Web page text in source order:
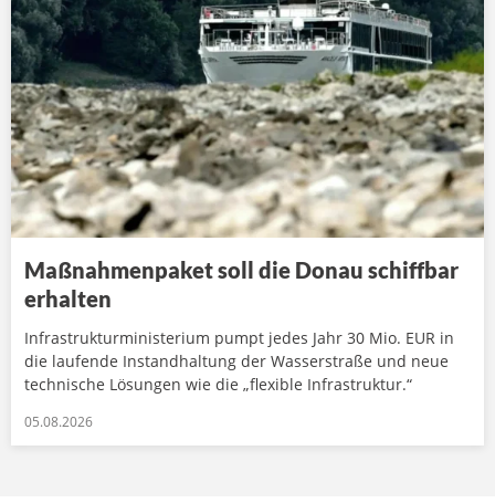
Maßnahmenpaket soll die Donau schiffbar
erhalten
Infrastrukturministerium pumpt jedes Jahr 30 Mio. EUR in
die laufende Instandhaltung der Wasserstraße und neue
technische Lösungen wie die „flexible Infrastruktur.“
05.08.2026